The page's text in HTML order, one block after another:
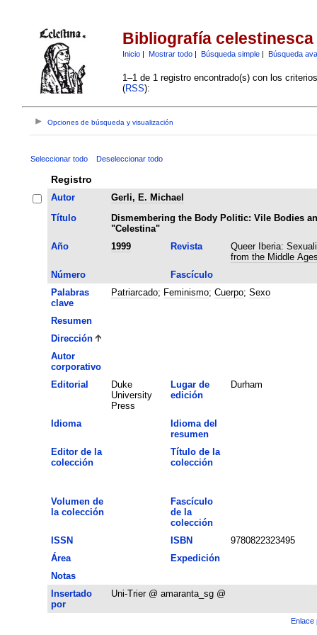
Bibliografía celestinesca
Inicio| Mostrar todo| Búsqueda simple| Búsqueda
1–1 de 1 registro encontrado(s) con los
(RSS):
Opciones de búsqueda y visualización
Seleccionar todo Deseleccionar todo
Registro
Autor
Gerli, E. Michael
Título
Dismembering the Body Politic: Vile Bodies
"Celestina"
Año
1999 Revista
Queer Iberia:
from the Middle
Número
Fascículo
Palabras
clave
Patriarcado; Feminismo; Cuerpo; Sexo
Resumen
Dirección
Autor
corporativo
Editorial
Duke
University
Press
Lugar de
edición
Durham
Idioma
Idioma del
resumen
Editor de la
colección
Título de la
colección
Volumen de
la colección
Fascículo
de la
colección
ISSN
ISBN
9780822323495
Área
Expedición
Notas
Insertado
por
Uni-Trier @ amaranta_sg @
Enlace